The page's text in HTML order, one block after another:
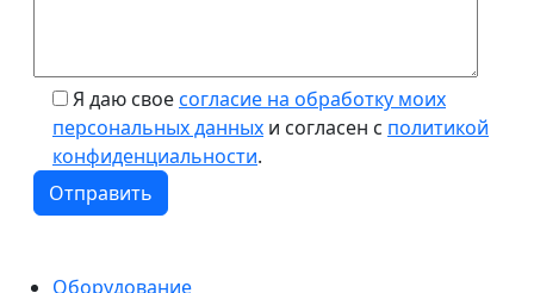
Я даю своесогласие на обработку моих
персональных данных и согласен с политикой
конфиденциальности.
Оборудование